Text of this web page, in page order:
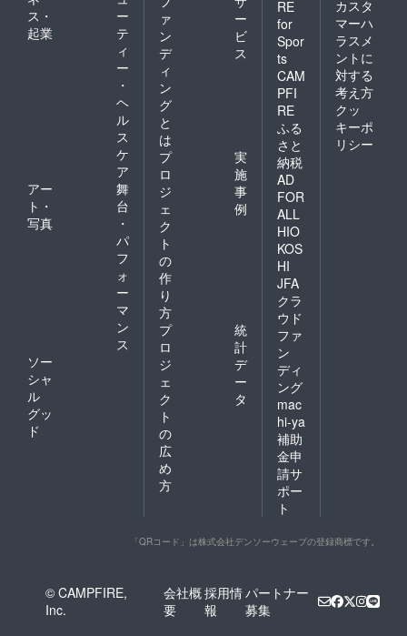
ス・
起業
ー
テ
ィ
ー
・
ヘ
ル
ス
ケ
ア
アー
ト・
写真
舞
台
・
パ
フ
ォ
ー
マ
ン
ス
ソー
シャ
ル
グッ
ド
ァ
ン
デ
ィ
ン
グ
と
は
ー
ビ
ス
プ
ロ
ジ
ェ
ク
ト
の
作
り
方
実
施
事
例
プ
ロ
ジ
ェ
ク
ト
の
広
め
方
統
計
デ
ー
タ
RE
for
Spor
ts
CAM
PFI
RE
ふる
さと
納税
AD
FOR
ALL
HIO
KOS
HI
JFA
クラ
ウド
ファ
ン
ディ
ング
mac
hi-ya
補助
金申
請サ
ポー
ト
カスタ
マーハ
ラスメ
ントに
対する
考え方
クッ
キーポ
リシー
「QRコード」は株式会社デンソーウェーブの登録商標です。
© CAMPFIRE,
Inc.
会社概
要
採用情
報
パートナー
募集